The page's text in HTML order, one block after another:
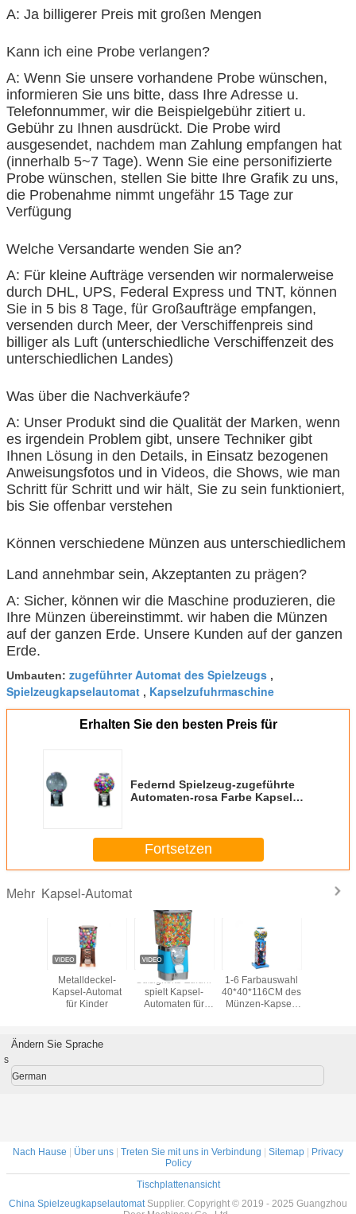
A: Ja billigerer Preis mit großen Mengen
Kann ich eine Probe verlangen?
A: Wenn Sie unsere vorhandene Probe wünschen,
informieren Sie uns bitte, dass Ihre Adresse u.
Telefonnummer, wir die Beispielgebühr zitiert u.
Gebühr zu Ihnen ausdrückt. Die Probe wird
ausgesendet, nachdem man Zahlung empfangen hat
(innerhalb 5~7 Tage). Wenn Sie eine personifizierte
Probe wünschen, stellen Sie bitte Ihre Grafik zu uns,
die Probenahme nimmt ungefähr 15 Tage zur
Verfügung
Welche Versandarte wenden Sie an?
A: Für kleine Aufträge versenden wir normalerweise
durch DHL, UPS, Federal Express und TNT, können
Sie in 5 bis 8 Tage, für Großaufträge empfangen,
versenden durch Meer, der Verschiffenpreis sind
billiger als Luft (unterschiedliche Verschiffenzeit des
unterschiedlichen Landes)
Was über die Nachverkäufe?
A: Unser Produkt sind die Qualität der Marken, wenn
es irgendein Problem gibt, unsere Techniker gibt
Ihnen Lösung in den Details, in Einsatz bezogenen
Anweisungsfotos und in Videos, die Shows, wie man
Schritt für Schritt und wir hält, Sie zu sein funktioniert,
bis Sie offenbar verstehen
Können verschiedene Münzen aus unterschiedlichem
Land annehmbar sein, Akzeptanten zu prägen?
A: Sicher, können wir die Maschine produzieren, die
Ihre Münzen übereinstimmt. wir haben die Münzen
auf der ganzen Erde. Unsere Kunden auf der ganzen
Erde.
Umbauten: zugeführter Automat des Spielzeugs ,
Spielzeugkapselautomat , Kapselzufuhrmaschine
Erhalten Sie den besten Preis für
Federnd Spielzeug-zugeführte
Automaten-rosa Farbe Kapsel
Fortsetzen
Mehr Kapsel-Automat
Metalldeckel-
Kapsel-Automat
für Kinder
Süßigkeits-Zufuhr
spielt Kapsel-
Automaten für
1-6 Farbauswahl
40*40*116CM des
Münzen-Kapsel-
Ändern Sie Sprache
s
German
Nach Hause | Über uns | Treten Sie mit uns in Verbindung | Sitemap | Privacy
Policy
Tischplattenansicht
China SpielzeugkapselautomatSupplier. Copyright © 2019 - 2025 Guangzhou